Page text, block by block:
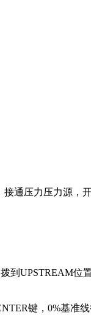
通压力压力源，
到UPSTREAM位
键，0%基准线